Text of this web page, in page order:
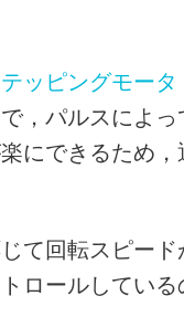
ッピングモータ
，パルスによ
にできるため
て回転スピー
ロールしてい